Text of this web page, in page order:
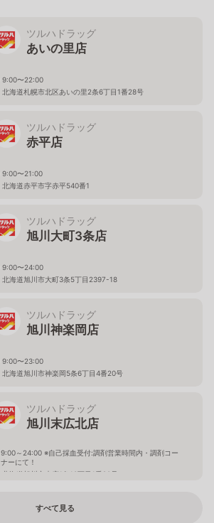
ツルハドラッグ
あいの里店
9:00〜22:00
北海道札幌市北区あいの里2条6丁目1番28号
ツルハドラッグ
赤平店
9:00〜21:00
北海道赤平市字赤平540番1
ツルハドラッグ
旭川大町3条店
9:00〜24:00
北海道旭川市大町3条5丁目2397-18
ツルハドラッグ
旭川神楽岡店
9:00〜23:00
北海道旭川市神楽岡5条6丁目4番20号
ツルハドラッグ
旭川末広北店
9:00～24:00 ※自己採血受付:調剤営業時間内・調剤コー
ナーにて！
北海道旭川市末広1条10丁目1番20号
すべて見る